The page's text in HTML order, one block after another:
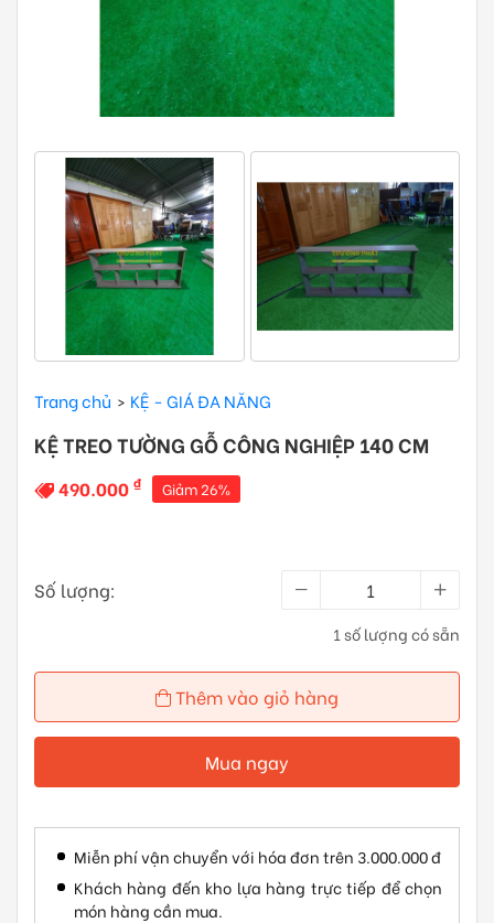
Trang chủ KỆ - GIÁ ĐA NĂNG
KỆ TREO TƯỜNG GỖ CÔNG NGHIỆP 140 CM
490.000 ₫ Giảm 26%
Số lượng:
1 số lượng có sẵn
Thêm vào giỏ hàng
Mua ngay
Miễn phí vận chuyển với hóa đơn trên 3.000.000 đ
Khách hàng đến kho lựa hàng trực tiếp để chọn
món hàng cần mua.